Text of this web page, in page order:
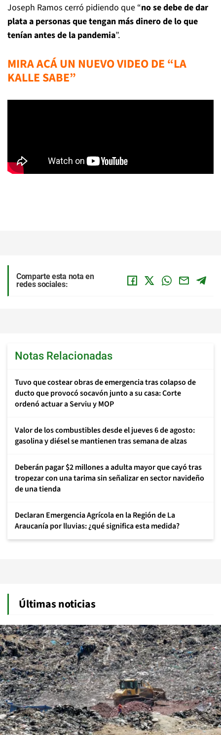
Joseph Ramos cerró pidiendo que “no se debe de dar
plata a personas que tengan más dinero de lo que
tenían antes de la pandemia”.
MIRA ACÁ UN NUEVO VIDEO DE “LA
KALLE SABE”
Comparte esta nota en
redes sociales:
Notas Relacionadas
Tuvo que costear obras de emergencia tras colapso de
ducto que provocó socavón junto a su casa: Corte
ordenó actuar a Serviu y MOP
Valor de los combustibles desde el jueves 6 de agosto:
gasolina y diésel se mantienen tras semana de alzas
Deberán pagar $2 millones a adulta mayor que cayó tras
tropezar con una tarima sin señalizar en sector navideño
de una tienda
Declaran Emergencia Agrícola en la Región de La
Araucanía por lluvias: ¿qué significa esta medida?
Últimas noticias